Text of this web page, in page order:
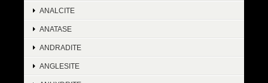
ANALCITE
ANATASE
ANDRADITE
ANGLESITE